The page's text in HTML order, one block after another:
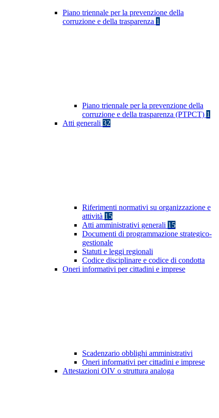
Piano triennale per la prevenzione della
corruzione e della trasparenza 1
Piano triennale per la prevenzione della
corruzione e della trasparenza (PTPCT) 1
Atti generali 32
Riferimenti normativi su organizzazione e
attività 15
Atti amministrativi generali 15
Documenti di programmazione strategico-
gestionale
Statuti e leggi regionali
Codice disciplinare e codice di condotta
Oneri informativi per cittadini e imprese
Scadenzario obblighi amministrativi
Oneri informativi per cittadini e imprese
Attestazioni OIV o struttura analoga